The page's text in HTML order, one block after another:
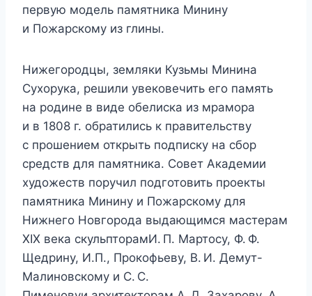
первую модель памятника Минину
и Пожарскому из глины.
Нижегородцы, земляки Кузьмы Минина
Сухорука, решили увековечить его память
на родине в виде обелиска из мрамора
и в 1808 г. обратились к правительству
с прошением открыть подписку на сбор
средств для памятника. Совет Академии
художеств поручил подготовить проекты
памятника Минину и Пожарскому для
Нижнего Новгорода выдающимся мастерам
XIX века скульпторамИ. П. Мартосу, Ф. Ф.
Щедрину, И.П., Прокофьеву, В. И. Демут-
Малиновскому и С. С.